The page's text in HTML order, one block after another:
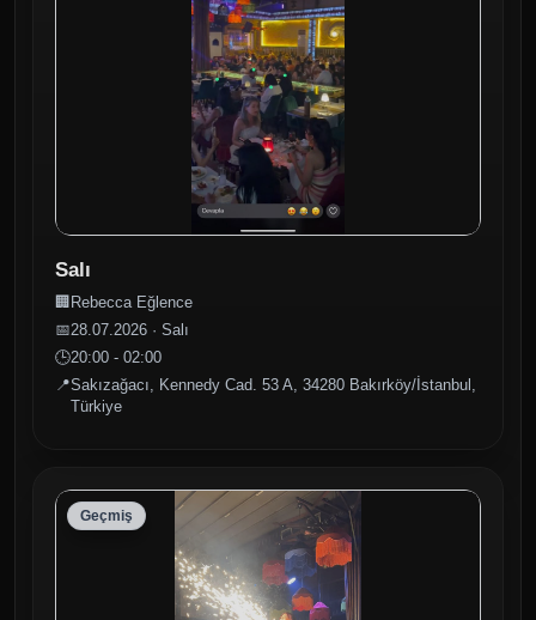
Salı
🏢 Rebecca Eğlence
📅28.07.2026 · Salı
🕒20:00 - 02:00
📍Sakızağacı, Kennedy Cad. 53 A, 34280 Bakırköy/İstanbul,
Türkiye
Geçmiş